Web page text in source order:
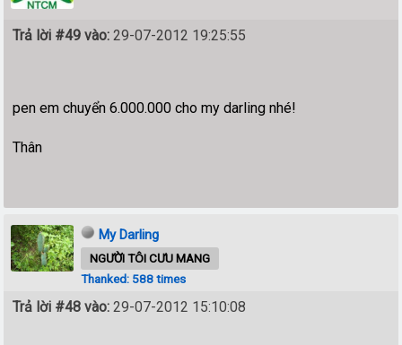
Trả lời #49 vào: 29-07-2012 19:25:55
pen em chuyển 6.000.000 cho my darling nhé!
Thân
My Darling
NGƯỜI TÔI CƯU MANG
Thanked: 588 times
Trả lời #48 vào: 29-07-2012 15:10:08